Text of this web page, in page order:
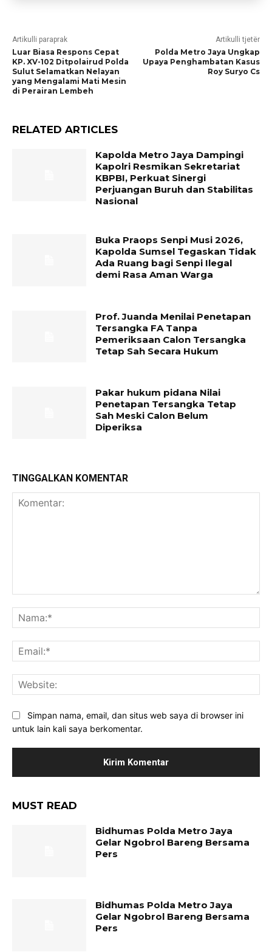
Artikulli paraprak
Luar Biasa Respons Cepat
KP. XV-102 Ditpolairud Polda
Sulut Selamatkan Nelayan
yang Mengalami Mati Mesin
di Perairan Lembeh
Artikulli tjetër
Polda Metro Jaya Ungkap
Upaya Penghambatan Kasus
Roy Suryo Cs
RELATED ARTICLES
Kapolda Metro Jaya Dampingi
Kapolri Resmikan Sekretariat
KBPBI, Perkuat Sinergi
Perjuangan Buruh dan Stabilitas
Nasional
Buka Praops Senpi Musi 2026,
Kapolda Sumsel Tegaskan Tidak
Ada Ruang bagi Senpi Ilegal
demi Rasa Aman Warga
Prof. Juanda Menilai Penetapan
Tersangka FA Tanpa
Pemeriksaan Calon Tersangka
Tetap Sah Secara Hukum
Pakar hukum pidana Nilai
Penetapan Tersangka Tetap
Sah Meski Calon Belum
Diperiksa
TINGGALKAN KOMENTAR
Simpan nama, email, dan situs web saya di browser ini
untuk lain kali saya berkomentar.
MUST READ
Bidhumas Polda Metro Jaya
Gelar Ngobrol Bareng Bersama
Pers
Bidhumas Polda Metro Jaya
Gelar Ngobrol Bareng Bersama
Pers